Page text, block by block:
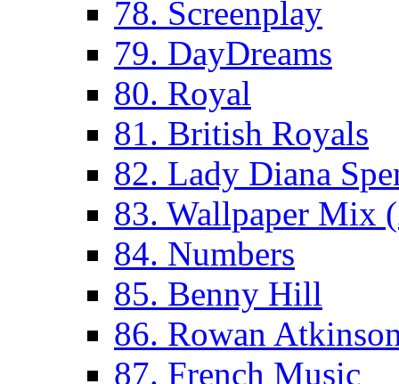
78. Screenplay
79. DayDreams
80. Royal
81. British Royals
82. Lady Diana
83. Wallpaper Mix
84. Numbers
85. Benny Hill
86. Rowan
87. French Music